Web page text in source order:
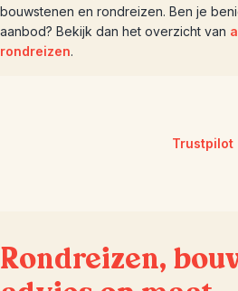
bouwstenen en rondreizen. Ben je
aanbod? Bekijk dan het overzicht van
rondreizen.
Trustpilot
Rondreizen,